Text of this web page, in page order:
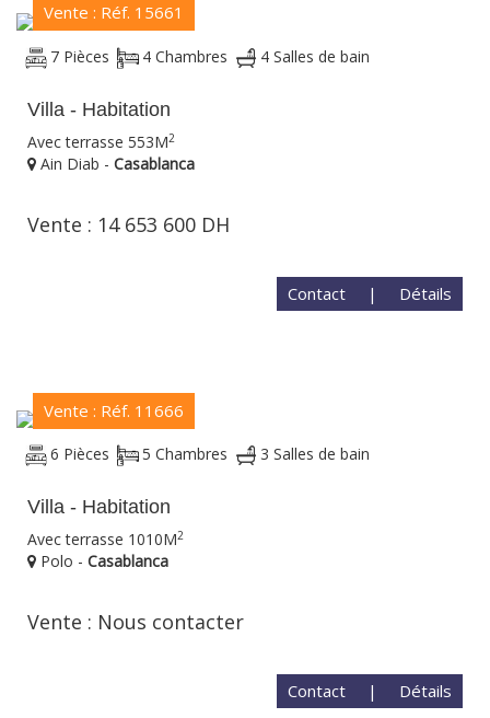
Vente : Réf. 15661
7 Pièces 4 Chambres 4 Salles de bain
Villa - Habitation
Avec terrasse 553M2
Ain Diab - Casablanca
Vente : 14 653 600 DH
Détails
|
Contact
Vente : Réf. 11666
6 Pièces 5 Chambres 3 Salles de bain
Villa - Habitation
Avec terrasse 1010M2
Polo - Casablanca
Vente : Nous contacter
Détails
|
Contact